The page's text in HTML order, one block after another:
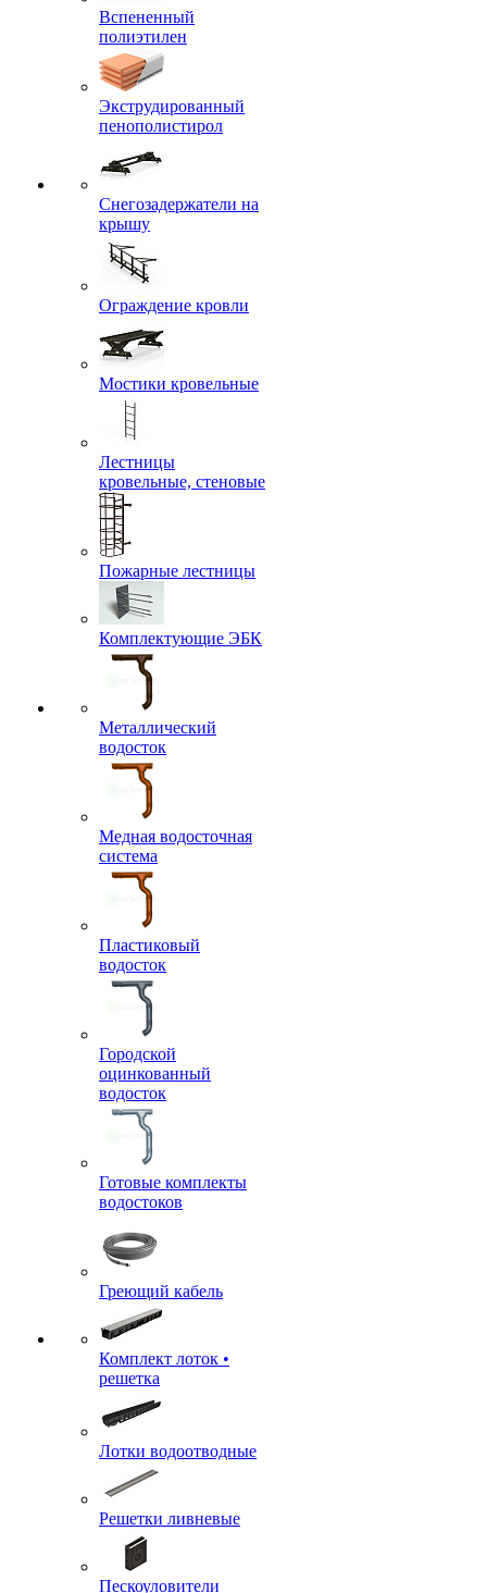
Вспененный
полиэтилен
Экструдированный
пенополистирол
Снегозадержатели на
крышу
Ограждение кровли
Мостики кровельные
Лестницы
кровельные, стеновые
Пожарные лестницы
Комплектующие ЭБК
Металлический
водосток
Медная водосточная
система
Пластиковый
водосток
Городской
оцинкованный
водосток
Готовые комплекты
водостоков
Греющий кабель
Комплект лоток •
решетка
Лотки водоотводные
Решетки ливневые
Пескоуловители